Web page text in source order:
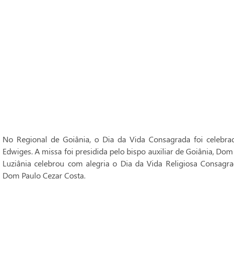
No Regional de Goiânia, o Dia da Vida Consagrada foi
Edwiges. A missa foi presidida pelo bispo auxiliar de Goiânia,
Luziânia celebrou com alegria o Dia da Vida Religiosa
Dom Paulo Cezar Costa.